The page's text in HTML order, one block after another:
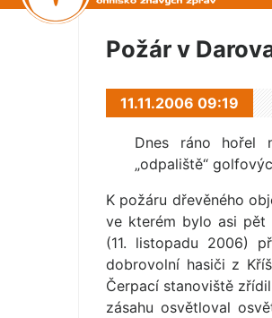
Požár v
11.11.2006 09:19
Dnes ráno hořel
„odpaliště“
K požáru dřevěného
ve kterém bylo asi pět
(11. listopadu 2006)
dobrovolní hasiči z
Čerpací stanoviště
zásahu osvětloval